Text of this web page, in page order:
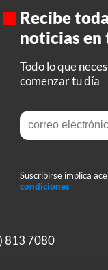
Recibe
noticias en
Todo lo que
comenzar tu día
Suscribirse implica
condiciones
813 7080